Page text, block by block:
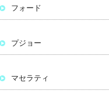
フォード
プジョー
マセラティ